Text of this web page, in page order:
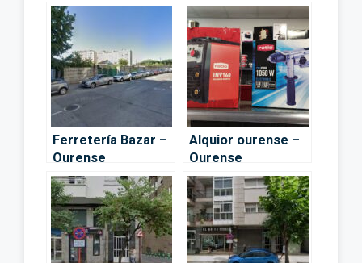
Ferretería Bazar –
Ourense
Alquior ourense –
Ourense